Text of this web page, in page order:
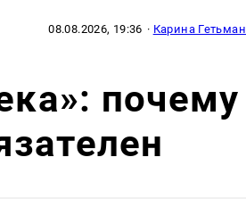
08.08.2026, 19:36 · Карина Гетьман
почему